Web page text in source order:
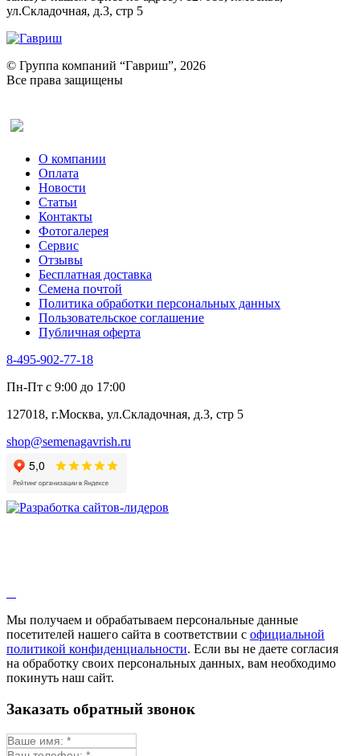
ул.Складочная, д.3, стр 5
© Группа компаний “Гавриш”, 2026
Все права защищены
О компании
Оплата
Новости
Статьи
Контакты
Фотогалерея​
Сервис
Отзывы
Бесплатная доставка
Семена почтой
Политика обработки персональных данных
Пользовательское соглашение
Публичная оферта
8-495-902-77-18
Пн-Пт с 9:00 до 17:00
127018, г.Москва, ул.Складочная, д.3, стр 5
shop@semenagavrish.ru
Мы получаем и обрабатываем персональные данные
посетителей нашего сайта в соответствии с официальной
политикой конфиденциальности. Если вы не даете согласия
на обработку своих персональных данных, вам необходимо
покинуть наш сайт.
Заказать обратный звонок